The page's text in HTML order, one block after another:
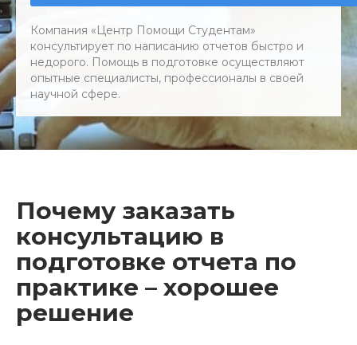
Компания «Центр Помощи Студентам»
консультирует по написанию отчетов быстро и
недорого. Помощь в подготовке осуществляют
опытные специалисты, профессионалы в своей
научной сфере.
Почему заказать
консультацию в
подготовке отчета по
практике – хорошее
решение